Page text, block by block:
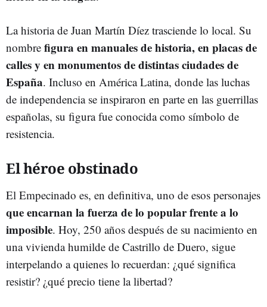
La historia de Juan Martín Díez trasciende lo local. Su
nombre figura en manuales de historia, en placas de
calles y en monumentos de distintas ciudades de
España. Incluso en América Latina, donde las luchas
de independencia se inspiraron en parte en las guerrillas
españolas, su figura fue conocida como símbolo de
resistencia.
El héroe obstinado
El Empecinado es, en definitiva, uno de esos personajes
que encarnan la fuerza de lo popular frente a lo
imposible. Hoy, 250 años después de su nacimiento en
una vivienda humilde de Castrillo de Duero, sigue
interpelando a quienes lo recuerdan: ¿qué significa
resistir? ¿qué precio tiene la libertad?